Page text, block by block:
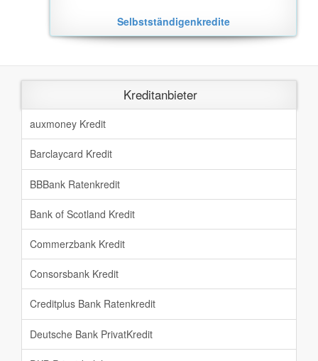
Selbstständigenkredite
Kreditanbieter
auxmoney Kredit
Barclaycard Kredit
BBBank Ratenkredit
Bank of Scotland Kredit
Commerzbank Kredit
Consorsbank Kredit
Creditplus Bank Ratenkredit
Deutsche Bank PrivatKredit